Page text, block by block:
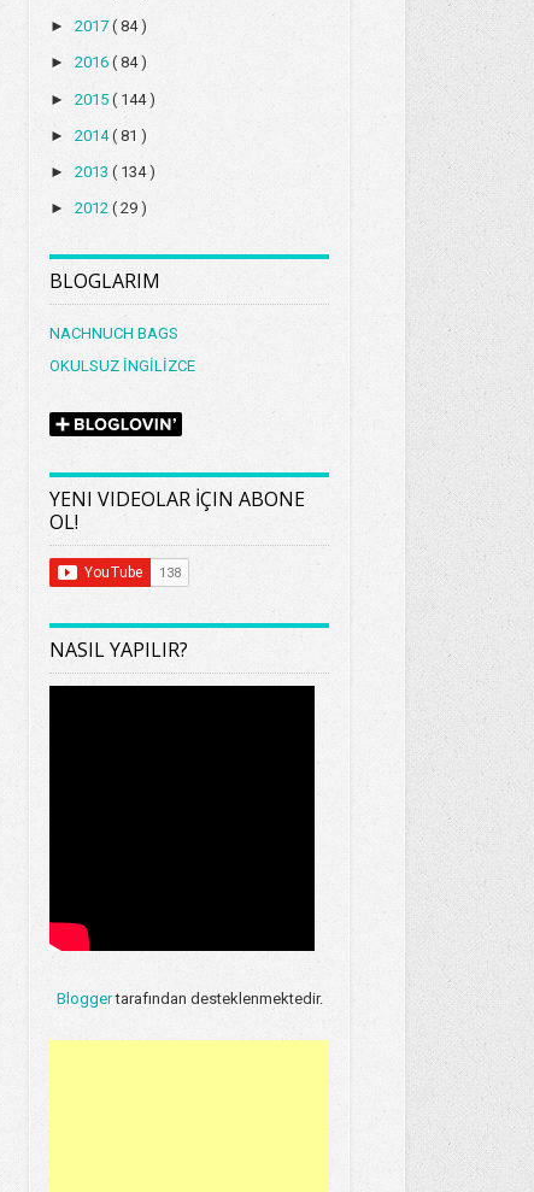
►2017( 84 )
►2016( 84 )
►2015( 144 )
►2014( 81 )
►2013( 134 )
►2012( 29 )
BLOGLARIM
NACHNUCH BAGS
OKULSUZ İNGİLİZCE
YENI VIDEOLAR İÇIN ABONE
OL!
NASIL YAPILIR?
Bloggertarafından desteklenmektedir.